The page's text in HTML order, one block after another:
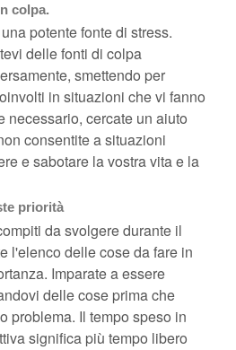
colpa.
potente fonte di stress.
delle fonti di colpa
smettendo per
in situazioni che vi fanno
necessario, cercate un aiuto
consentite a situazioni
e sabotare la vostra vita e la
priorità
da svolgere durante il
l'elenco delle cose da fare in
Imparate a essere
delle cose prima che
problema. Il tempo speso in
significa più tempo libero